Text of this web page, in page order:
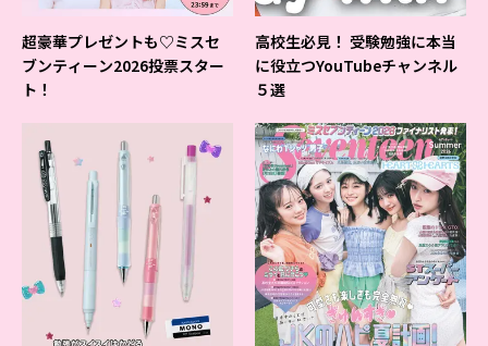
超豪華プレゼントも♡ミスセ
ブンティーン2026投票スター
ト！
高校生必見！ 受験勉強に本当
に役立つYouTubeチャンネル
５選